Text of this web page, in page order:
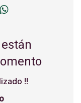
!!